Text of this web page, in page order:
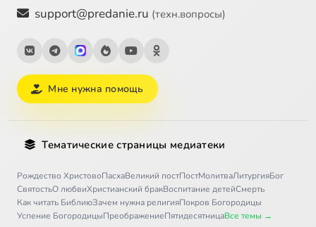
support@predanie.ru (техн.вопросы)
Мне нужна помощь
Тематические страницы медиатеки
Рождество ХристовоПасхаВеликий постПостМолитваЛитургияБог
СвятостьО любвиХристианский бракВоспитание детейСмерть
Как читать БиблиюЗачем нужна религияПокров Богородицы
Успение БогородицыПреображениеПятидесятницаВсе темы →